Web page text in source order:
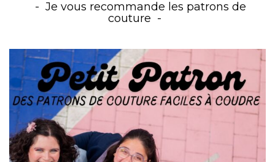
Je vous recommande les patrons de
couture